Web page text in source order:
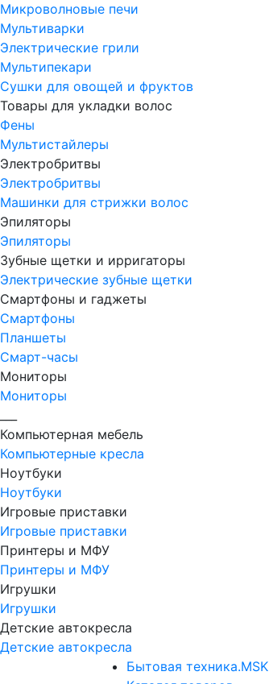
Микроволновые печи
Мультиварки
Электрические грили
Мультипекари
Сушки для овощей и фруктов
Товары для укладки волос
Фены
Мультистайлеры
Электробритвы
Электробритвы
Машинки для стрижки волос
Эпиляторы
Эпиляторы
Зубные щетки и ирригаторы
Электрические зубные щетки
Смартфоны и гаджеты
Смартфоны
Планшеты
Смарт-часы
Мониторы
Мониторы
Компьютерная мебель
Компьютерные кресла
Ноутбуки
Ноутбуки
Игровые приставки
Игровые приставки
Принтеры и МФУ
Принтеры и МФУ
Игрушки
Игрушки
Детские автокресла
Детские автокресла
Бытовая техника.MSK